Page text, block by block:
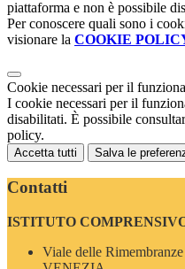
piattaforma e non è possibile
Per conoscere quali sono i
visionare la COOKIE
Cookie necessari per il
I cookie necessari per il
disabilitati. È possibile
policy.
Accetta tutti Salva le
Contatti
ISTITUTO
Viale delle